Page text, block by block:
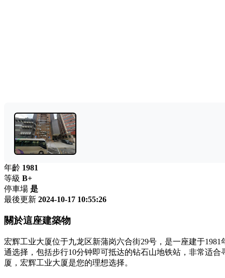
年齡 1981
等級 B+
停車場 是
最後更新 2024-10-17 10:55:26
關於這座建築物
宏辉工业大厦位于九龙区新蒲岗六合街29号，是一座建于
通选择，包括步行10分钟即可抵达的钻石山地铁站，非常适
厦，宏辉工业大厦是您的理想选择。